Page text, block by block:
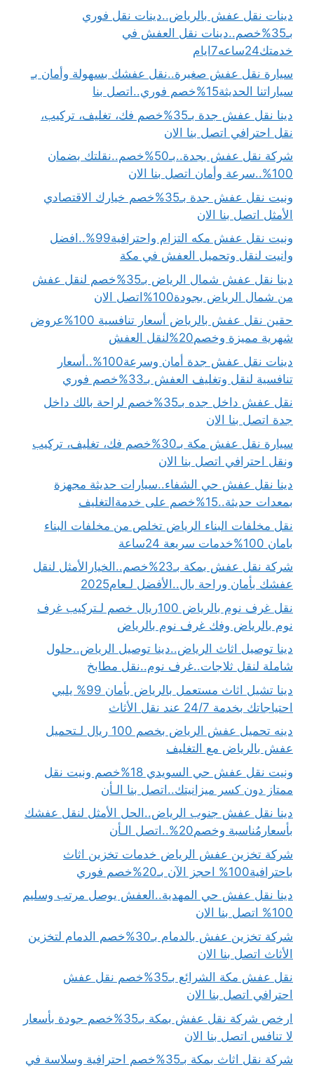
دينات نقل عفش بالرياض..دينات نقل فوري
بـ35%خصم..دينات نقل العفش في
خدمتك24ساعه7ايام
سيارة نقل عفش صغيرة..نقل عفشك بسهولة وأمان بـ
سياراتنا الحديثة15%خصم فوري..اتصل بنا
دينا نقل عفش جدة بـ35%خصم فك، تغليف، تركيب،
نقل احترافي اتصل بنا الان
شركة نقل عفش بجدة..بـ50%خصم..نقلتك بضمان
100%..سرعة وأمان اتصل بنا الان
ونيت نقل عفش جدة بـ35%خصم خيارك الاقتصادي
الأمثل اتصل بنا الان
ونيت نقل عفش مكه التزام واحترافية99%..افضل
وانيت لنقل وتحميل العفش في مكة
دينا نقل عفش شمال الرياض بـ35%خصم لنقل عفش
من شمال الرياض بجودة100%اتصل الان
حقين نقل عفش بالرياض أسعار تنافسية 100%عروض
شهرية مميزة وخصم20%لنقل العفش
دينات نقل عفش جدة أمان وسرعة100%..أسعار
تنافسية لنقل وتغليف العفش بـ33%خصم فوري
نقل عفش داخل جده بـ35%خصم لراحة بالك داخل
جدة اتصل بنا الان
سيارة نقل عفش مكة بـ30%خصم فك، تغليف، تركيب
ونقل احترافي اتصل بنا الان
دينا نقل عفش حي الشفاء..سيارات حديثة مجهزة
بمعدات حديثة..15%خصم على خدمةالتغليف
نقل مخلفات البناء الرياض تخلص من مخلفات البناء
بامان 100%خدمات سريعة 24ساعة
شركة نقل عفش بمكة بـ23%خصم..الخيارالأمثل لنقل
عفشك بأمان وراحة بال..الأفضل لـعام2025
نقل غرف نوم بالرياض 100ريال خصم لـتركيب غرف
نوم بالرياض وفك غرف نوم بالرياض
دينا توصيل اثاث الرياض..دينا توصيل الرياض..حلول
شاملة لنقل ثلاجات..غرف نوم..نقل مطابخ
دينا تشيل اثاث مستعمل بالرياض بأمان 99% يلبي
احتياجاتك بخدمة 24/7 عند نقل الأثاث
دينه تحميل عفش الرياض بخصم 100 ريال لـتحميل
عفش بالرياض مع التغليف
ونيت نقل عفش حي السويدي 18%خصم ونيت نقل
ممتاز دون كسر ميزانيتك..اتصل بنا الـأن
دينا نقل عفش جنوب الرياض..الحل الأمثل لنقل عفشك
بأسعارمُناسبة وخصم20%..اتصل الـأن
شركة تخزين عفش الرياض خدمات تخزين اثاث
باحترافية100% احجز الآن بـ20%خصم فوري
دينا نقل عفش حي المهدية..العفش يوصل مرتب وسليم
100% اتصل بنا الان
شركة تخزين عفش بالدمام بـ30%خصم الدمام لتخزين
الأثاث اتصل بنا الان
نقل عفش مكة الشرائع بـ35%خصم نقل عفش
احترافي اتصل بنا الان
ارخص شركة نقل عفش بمكة بـ35%خصم جودة بأسعار
لا تنافس اتصل بنا الان
شركة نقل اثاث بمكة بـ35%خصم احترافية وسلاسة في